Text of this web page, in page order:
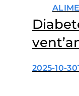
colpiti
2025-10-